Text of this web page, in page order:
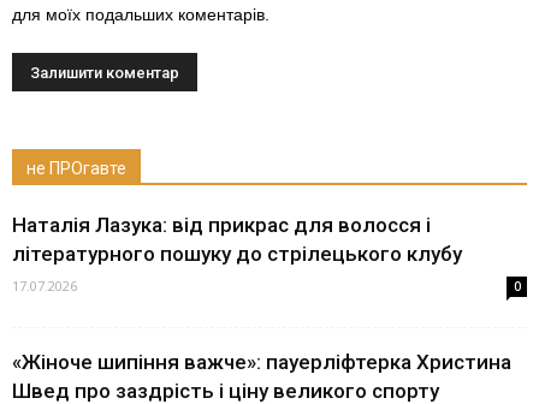
для моїх подальших коментарів.
не ПРОгавте
Наталія Лазука: від прикрас для волосся і
літературного пошуку до стрілецького клубу
17.07.2026 0
«Жіноче шипіння важче»: пауерліфтерка Христина
Швед про заздрість і ціну великого спорту